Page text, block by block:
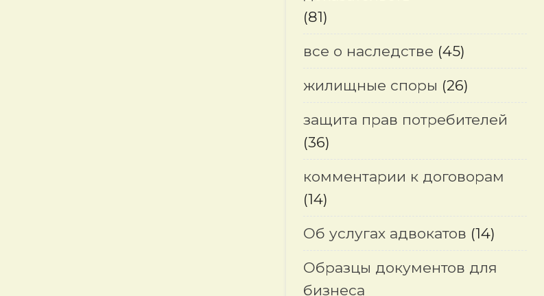
(81)
все о наследстве (45)
жилищные споры (26)
защита прав потребителей
(36)
комментарии к договорам
(14)
Об услугах адвокатов (14)
Образцы документов для
бизнеса